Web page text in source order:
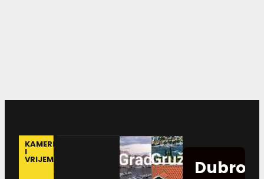
KAMERE
I
VRIJEME